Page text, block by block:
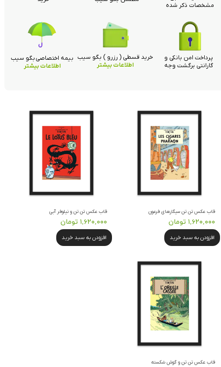
قاب عکس تن تن سیگارهای فرعون
۱,۶۲۰,۰۰۰ تومان
افزودن به سبد خرید
قاب عکس تن تن و نیلوفر آبی
۱,۶۲۰,۰۰۰ تومان
افزودن به سبد خرید
قاب عکس تن تن و گوش شکسته
مشخصات ذکر شده
خرید قسطی ( رزرو ) بگو سیب
اطلاعات بیشتر
پرداخت امن بانکی و
گارانتی برگشت وجه
بیمه اختصاصی بگو سیب
اطلاعات بیشتر